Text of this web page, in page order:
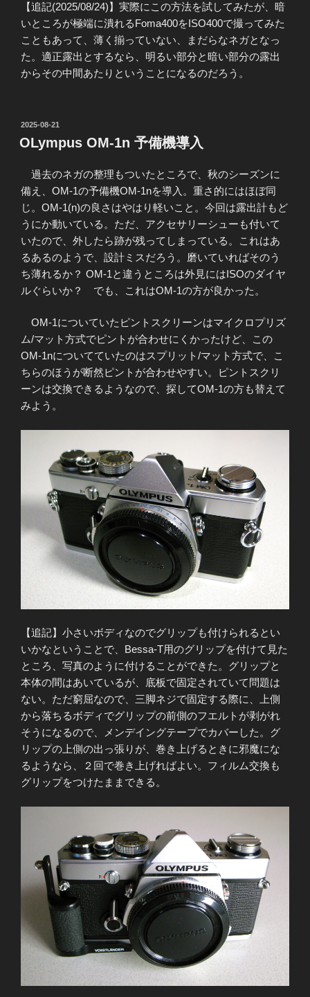
【追記(2025/08/24)】実際にこの方法を試してみたが、暗
いところが極端に潰れるFoma400をISO400で撮ってみた
こともあって、薄く揃っていない、まだらなネガとなっ
た。適正露出とするなら、明るい部分と暗い部分の露出
からその中間あたりということになるのだろう。
投
稿
日:
2025-08-21
OLympus OM-1n 予備機導入
過去のネガの整理もついたところで、秋のシーズンに
備え、OM-1の予備機OM-1nを導入。重さ的にはほぼ同
じ。OM-1(n)の良さはやはり軽いこと。今回は露出計もど
うにか動いている。ただ、アクセサリーシューも付いて
いたので、外したら跡が残ってしまっている。これはあ
るあるのようで、設計ミスだろう。磨いていればそのう
ち薄れるか？ OM-1と違うところは外見にはISOのダイヤ
ルぐらいか？ でも、これはOM-1の方が良かった。
OM-1についていたピントスクリーンはマイクロプリズ
ム/マット方式でピントが合わせにくかったけど、この
OM-1nについてていたのはスプリット/マット方式で、こ
ちらのほうが断然ピントが合わせやすい。ピントスクリ
ーンは交換できるようなので、探してOM-1の方も替えて
みよう。
【追記】小さいボディなのでグリップも付けられるとい
いかなということで、Bessa-T用のグリップを付けて見た
ところ、写真のように付けることができた。グリップと
本体の間はあいているが、底板で固定されていて問題は
ない。ただ窮屈なので、三脚ネジで固定する際に、上側
から落ちるボディでグリップの前側のフエルトが剥がれ
そうになるので、メンデイングテープでカバーした。グ
リップの上側の出っ張りが、巻き上げるときに邪魔にな
るようなら、２回で巻き上げればよい。フィルム交換も
グリップをつけたままできる。